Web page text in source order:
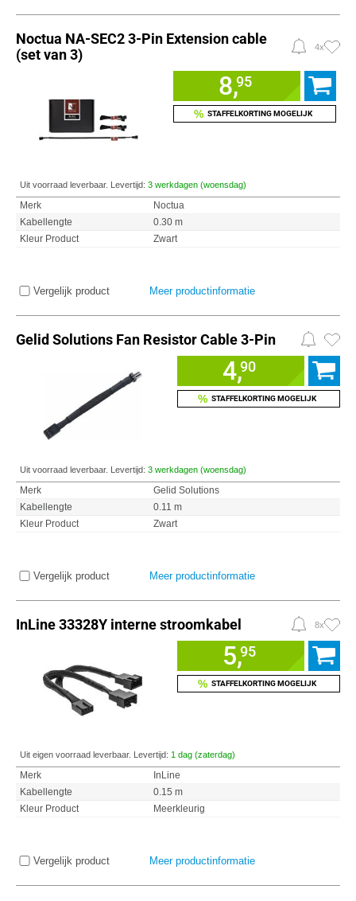
Noctua NA-SEC2 3-Pin Extension cable
(set van 3)
4x
8,95
% STAFFELKORTING MOGELIJK
Uit voorraad leverbaar. Levertijd: 3 werkdagen (woensdag)
Merk
Noctua
Kabellengte
0.30 m
Kleur Product
Zwart
Vergelijk product Meer productinformatie
Gelid Solutions Fan Resistor Cable 3-Pin
4,90
% STAFFELKORTING MOGELIJK
Uit voorraad leverbaar. Levertijd: 3 werkdagen (woensdag)
Merk
Gelid Solutions
Kabellengte
0.11 m
Kleur Product
Zwart
Vergelijk product Meer productinformatie
InLine 33328Y interne stroomkabel 8x
5,95
% STAFFELKORTING MOGELIJK
Uit eigen voorraad leverbaar. Levertijd: 1 dag (zaterdag)
Merk
InLine
Kabellengte
0.15 m
Kleur Product
Meerkleurig
Vergelijk product Meer productinformatie